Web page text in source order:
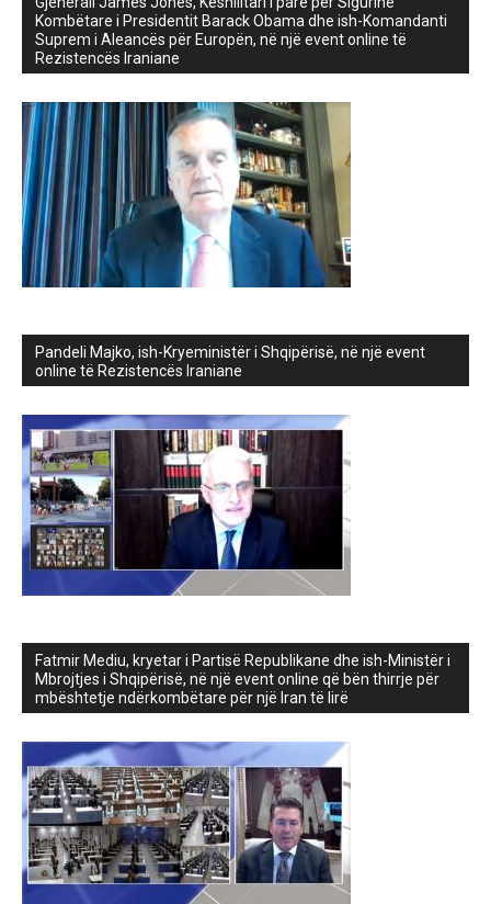
Kombëtare i Presidentit Barack Obama dhe ish-Komandanti
Suprem i Aleancës për Europën, në një event online të
Rezistencës Iraniane
Pandeli Majko, ish-Kryeministër i Shqipërisë, në një event
online të Rezistencës Iraniane
Fatmir Mediu, kryetar i Partisë Republikane dhe ish-Ministër i
Mbrojtjes i Shqipërisë, në një event online që bën thirrje për
mbështetje ndërkombëtare për një Iran të lirë